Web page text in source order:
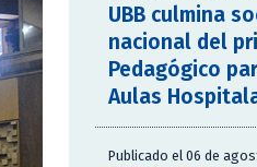
UBB culmina
nacional del
Pedagógico
Aulas
Publicado el 06 de